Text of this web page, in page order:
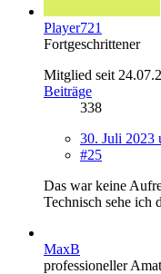
Player721
Fortgeschrittener
Mitglied seit
Beiträge
338
30. Juli 2023
#25
Das war keine
Technisch sehe ich
MaxB
professioneller